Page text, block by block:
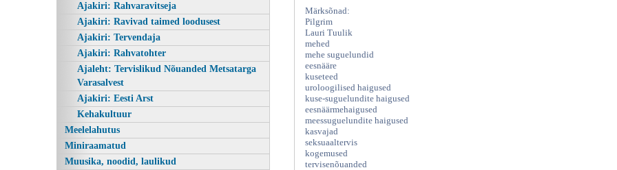
Meeste tervis Eesnäärmehaigused ja
Ajakiri: Rahvaravitseja
Ajakiri: Ravivad taimed loodusest
Ajakiri: Tervendaja
Ajakiri: Rahvatohter
Ajaleht: Tervislikud Nõuanded Metsatarga
Varasalvest
Ajakiri: Eesti Arst
Kehakultuur
Meelelahutus
Miniraamatud
Muusika, noodid, laulikud
Märksõnad:
Pilgrim
Lauri Tuulik
mehed
mehe suguelundid
eesnääre
kuseteed
uroloogilised haigused
kuse-suguelundite haigused
eesnäärmehaigused
meessuguelundite haigused
kasvajad
seksuaaltervis
kogemused
tervisenõuanded